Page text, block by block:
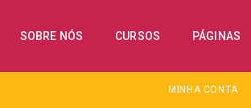
SOBRE NÓS CURSOS PÁGINAS
MINHA CONTA